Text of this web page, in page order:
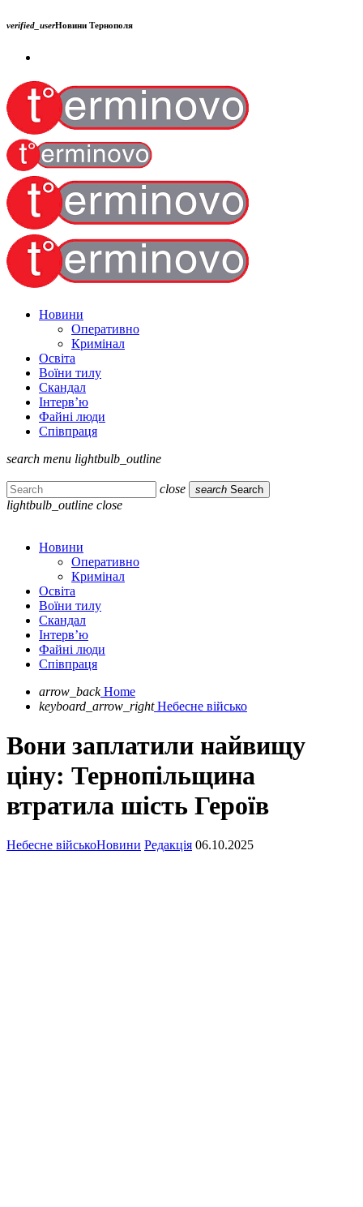
verified_userНовини Тернополя
Новини
Оперативно
Кримінал
Освіта
Воїни тилу
Скандал
Інтерв’ю
Файні люди
Співпраця
search menu lightbulb_outline
close search Search
lightbulb_outline close
Новини
Оперативно
Кримінал
Освіта
Воїни тилу
Скандал
Інтерв’ю
Файні люди
Співпраця
arrow_back Home
keyboard_arrow_right Небесне військо
Вони заплатили найвищу
ціну: Тернопільщина
втратила шість Героїв
Небесне військоНовини Редакція 06.10.2025